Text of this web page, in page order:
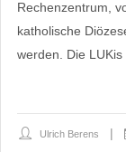
Rechenzentrum,
katholische
werden. Die
Ulrich Berens